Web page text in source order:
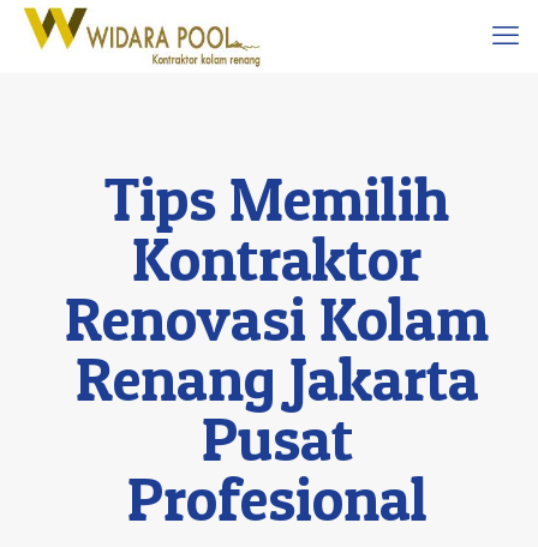
Tips Memilih
Kontraktor
Renovasi Kolam
Renang Jakarta
Pusat
Profesional